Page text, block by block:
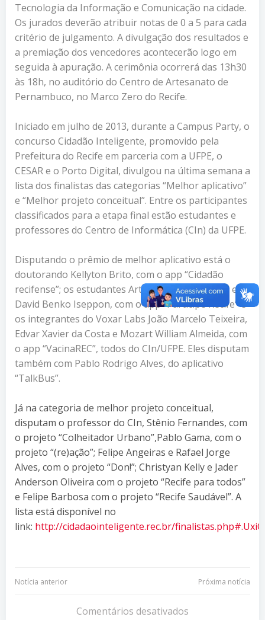
Tecnologia da Informação e Comunicação na cidade.
Os jurados deverão atribuir notas de 0 a 5 para cada
critério de julgamento. A divulgação dos resultados e
a premiação dos vencedores acontecerão logo em
seguida à apuração. A cerimônia ocorrerá das 13h30
às 18h, no auditório do Centro de Artesanato de
Pernambuco, no Marco Zero do Recife.
Iniciado em julho de 2013, durante a Campus Party, o
concurso Cidadão Inteligente, promovido pela
Prefeitura do Recife em parceria com a UFPE, o
CESAR e o Porto Digital, divulgou na última semana a
lista dos finalistas das categorias “Melhor aplicativo”
e “Melhor projeto conceitual”. Entre os participantes
classificados para a etapa final estão estudantes e
professores do Centro de Informática (CIn) da UFPE.
Disputando o prêmio de melhor aplicativo está o
doutorando Kellyton Brito, com o app “Cidadão
recifense”; os estudantes Arthur de Lima Padilha e
David Benko Iseppon, com o app “Participe Recife” e
os integrantes do Voxar Labs João Marcelo Teixeira,
Edvar Xavier da Costa e Mozart William Almeida, com
o app “VacinaREC”, todos do CIn/UFPE. Eles disputam
também com Pablo Rodrigo Alves, do aplicativo
“TalkBus”.
Já na categoria de melhor projeto conceitual,
disputam o professor do CIn, Stênio Fernandes, com
o projeto “Colheitador Urbano”,Pablo Gama, com o
projeto “(re)ação”; Felipe Angeiras e Rafael Jorge
Alves, com o projeto “Don!”; Christyan Kelly e Jader
Anderson Oliveira com o projeto “Recife para todos”
e Felipe Barbosa com o projeto “Recife Saudável”. A
lista está disponível no
link: http://cidadaointeligente.rec.br/
Navegação
Notícia anterior
Navegação
Próxima notícia
Comentários desativados